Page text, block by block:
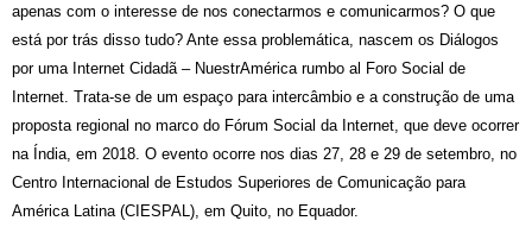
apenas com o interesse de nos conectarmos e comunicarmos? O que
está por trás disso tudo? Ante essa problemática, nascem os Diálogos
por uma Internet Cidadã – NuestrAmérica rumbo al Foro Social de
Internet. Trata-se de um espaço para intercâmbio e a construção de uma
proposta regional no marco do Fórum Social da Internet, que deve ocorrer
na Índia, em 2018. O evento ocorre nos dias 27, 28 e 29 de setembro, no
Centro Internacional de Estudos Superiores de Comunicação para
América Latina (CIESPAL), em Quito, no Equador.